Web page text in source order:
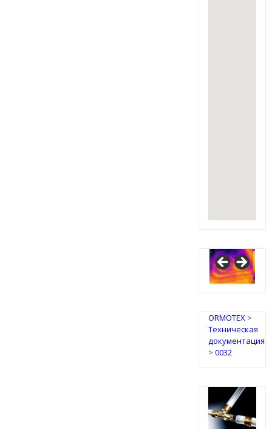
IRSAP
Design
Radiators
ORMOTEX>
Техническая
документация
> 0032